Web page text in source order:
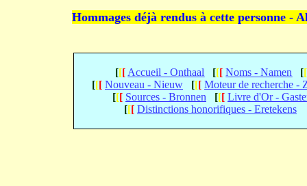
Hommages déjà rendus à cette personne -
[[[ Accueil - Onthaal [[[ Noms - Namen [[
[[[ Nouveau - Nieuw [[[ Moteur de recherche -
[[[ Sources - Bronnen [[[ Livre d'Or -
[[[ Distinctions honorifiques - Eretekens